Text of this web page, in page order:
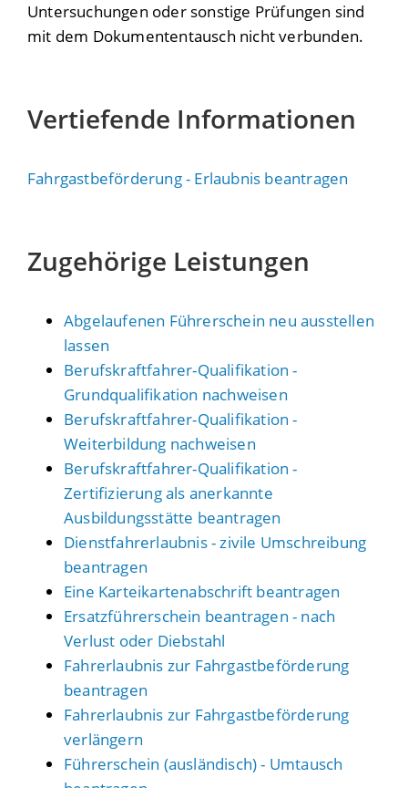
Untersuchungen oder sonstige Prüfungen sind
mit dem Dokumententausch nicht verbunden.
Vertiefende Informationen
Fahrgastbeförderung - Erlaubnis beantragen
Zugehörige Leistungen
Abgelaufenen Führerschein neu ausstellen
lassen
Berufskraftfahrer-Qualifikation -
Grundqualifikation nachweisen
Berufskraftfahrer-Qualifikation -
Weiterbildung nachweisen
Berufskraftfahrer-Qualifikation -
Zertifizierung als anerkannte
Ausbildungsstätte beantragen
Dienstfahrerlaubnis - zivile Umschreibung
beantragen
Eine Karteikartenabschrift beantragen
Ersatzführerschein beantragen - nach
Verlust oder Diebstahl
Fahrerlaubnis zur Fahrgastbeförderung
beantragen
Fahrerlaubnis zur Fahrgastbeförderung
verlängern
Führerschein (ausländisch) - Umtausch